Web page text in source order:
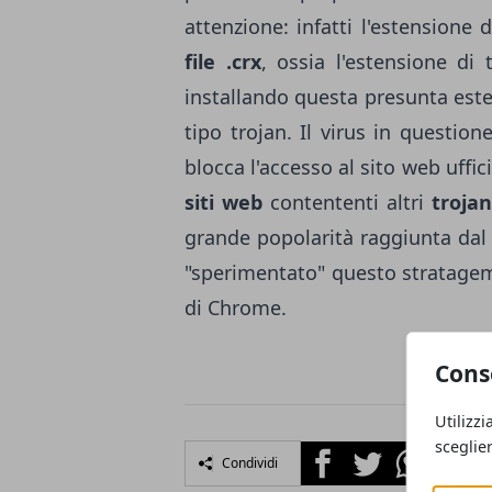
attenzione: infatti l'estensione
file .crx, ossia l'estensione
installando questa presunta
tipo trojan. Il virus in
blocca l'accesso al sito web
siti web contententi altri
grande popolarità raggiunta
"sperimentato" questo
di Chrome.
Condividi FacebookTwitterWhatsapp